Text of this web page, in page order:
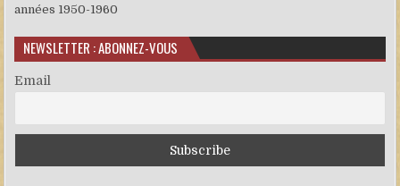
années 1950-1960
NEWSLETTER : ABONNEZ-VOUS
Email